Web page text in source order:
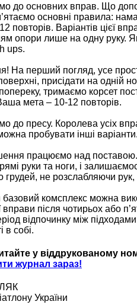
до основних вправ. Що
основні правила:
повторів. Варіантів цієї
опори лише на одну руку.
ups.
На перший погляд, усе
присідати на одній
тримаємо корсет
мета – 10-12 повторів.
до пресу. Королева усіх
пробувати інші
працюємо над поставою.
руки та ноги, і
грудей, не розслабляючи
комcплекс можна
вправи після чотирьох або
відпочинку між
в собі.
у віддрукованому
журнал зараз!
України